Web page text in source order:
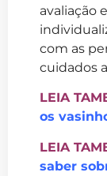
avaliação
com as
cuidados
LEIA
os
LEIA
saber